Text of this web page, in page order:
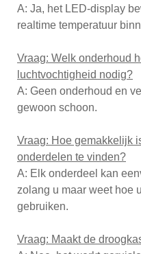
A: Ja, het LED-display
realtime temperatuur
Vraag: Welk onderhoud
luchtvochtigheid nodig?
A: Geen onderhoud en
gewoon schoon.
Vraag: Hoe gemakkelijk
onderdelen te vinden?
A: Elk onderdeel kan
zolang u maar weet hoe
gebruiken.
Vraag: Maakt de